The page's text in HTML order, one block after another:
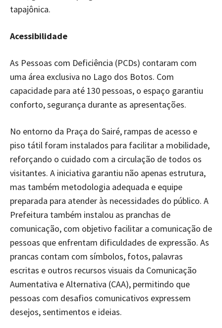
tapajônica.
Acessibilidade
As Pessoas com Deficiência (PCDs) contaram com
uma área exclusiva no Lago dos Botos. Com
capacidade para até 130 pessoas, o espaço garantiu
conforto, segurança durante as apresentações.
No entorno da Praça do Sairé, rampas de acesso e
piso tátil foram instalados para facilitar a mobilidade,
reforçando o cuidado com a circulação de todos os
visitantes. A iniciativa garantiu não apenas estrutura,
mas também metodologia adequada e equipe
preparada para atender às necessidades do público. A
Prefeitura também instalou as pranchas de
comunicação, com objetivo facilitar a comunicação de
pessoas que enfrentam dificuldades de expressão. As
prancas contam com símbolos, fotos, palavras
escritas e outros recursos visuais da Comunicação
Aumentativa e Alternativa (CAA), permitindo que
pessoas com desafios comunicativos expressem
desejos, sentimentos e ideias.